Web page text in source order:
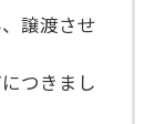
譲渡させ
つきまし